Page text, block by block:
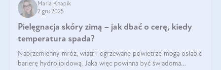
Maria Knapik
2 gru 2025
Pielęgnacja skóry zimą – jak dbać o cerę, kiedy
temperatura spada?
Naprzemienny mróz, wiatr i ogrzewane powietrze mogą osłabić
barierę hydrolipidową. Jaka więc powinna być świadoma